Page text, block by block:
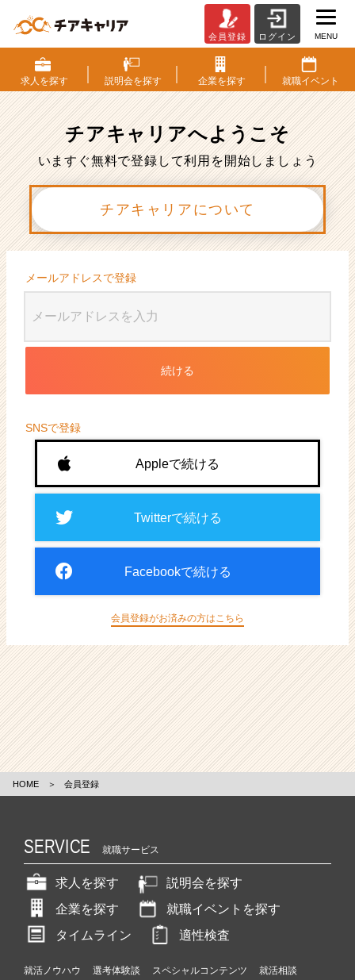
員
登
録
ベ
ン
チ
ャ
成
企
か
ら
ス
カ
ウ
届
活
サ
ト
ア
キ
リ
ア
会員登録 ログイン MENU
求人を探す 説明会を探す 企業を探す 就職イベント
チアキャリアへようこそ
いますぐ無料で登録して利用を開始しましょう
チアキャリアについて
メールアドレスで登録
続ける
SNSで登録
Appleで続ける
Twitterで続ける
Facebookで続ける
会員登録がお済みの方はこちら
HOME ＞ 会員登録
SERVICE 就職サービス
求人を探す
説明会を探す
企業を探す
就職イベントを探す
タイムライン
適性検査
就活ノウハウ 選考体験談 スペシャルコンテンツ
就活相談